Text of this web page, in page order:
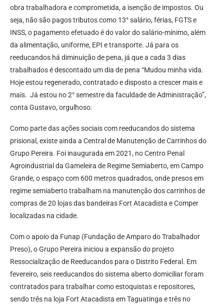
obra trabalhadora e comprometida, a isenção de impostos. Ou
seja, não são pagos tributos como 13° salário, férias, FGTS e
INSS, o pagamento efetuado é do valor do salário-mínimo, além
da alimentação, uniforme, EPI e transporte. Já para os
reeducandos há diminuição de pena, já que a cada 3 dias
trabalhados é descontado um dia de pena “Mudou minha vida.
Hoje estou regenerado, contratado e disposto a crescer mais e
mais. Já estou no 2° semestre da faculdade de Administração”,
conta Gustavo, orgulhoso.
Como parte das ações sociais com reeducandos do sistema
prisional, existe ainda a Central de Manutenção de Carrinhos do
Grupo Pereira. Foi inaugurada em 2021, no Centro Penal
Agroindustrial da Gameleira de Regime Semiaberto, em Campo
Grande, o espaço com 600 metros quadrados, onde presos em
regime semiaberto trabalham na manutenção dos carrinhos de
compras de 20 lojas das bandeiras Fort Atacadista e Comper
localizadas na cidade.
Com o apoio da Funap (Fundação de Amparo do Trabalhador
Preso), o Grupo Pereira iniciou a expansão do projeto
Ressocialização de Reeducandos para o Distrito Federal. Em
fevereiro, seis reeducandos do sistema aberto domiciliar foram
contratados para trabalhar como estoquistas e repositores,
sendo três na loja Fort Atacadista em Taguatinga e três no